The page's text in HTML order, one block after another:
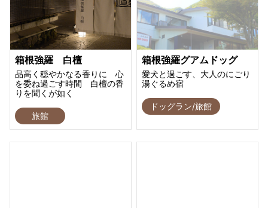
箱根強羅 白檀
品高く穏やかなる香りに 心
を委ね過ごす時間 白檀の香
りを聞くが如く
旅館
箱根強羅グアムドッグ
愛犬と過ごす、大人のにごり
湯ぐるめ宿
ドッグラン/旅館